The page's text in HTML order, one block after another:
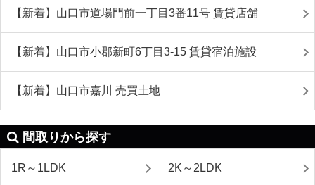
【新着】山口市道場門前一丁目3番11号 賃貸店舗
【新着】山口市小郡新町6丁目3-15 賃貸宿泊施設
【新着】山口市嘉川 売買土地
間取りから探す
1R～1LDK 2K～2LDK